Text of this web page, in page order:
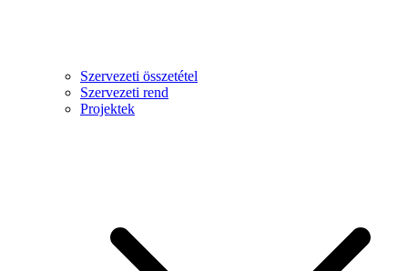
Szervezeti összetétel
Szervezeti rend
Projektek